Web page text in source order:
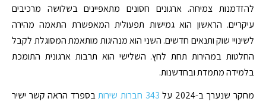
להזדמנות צמיחה. ארגונים חסונים מתאפיינים בשלושה מרכיבים
עיקריים. הראשון הוא גמישות תפעולית המאפשרת התאמה מהירה
לשינויי שוק ותנאים חדשים. השני הוא מנהיגות מותאמת המסוגלת לקבל
החלטות במהירות תחת לחץ. השלישי הוא תרבות ארגונית התומכת
בלמידה מתמדת ובחדשנות.
מחקר שנערך ב-2024 על
343 חברות שירות
בספרד הראה קשר ישיר